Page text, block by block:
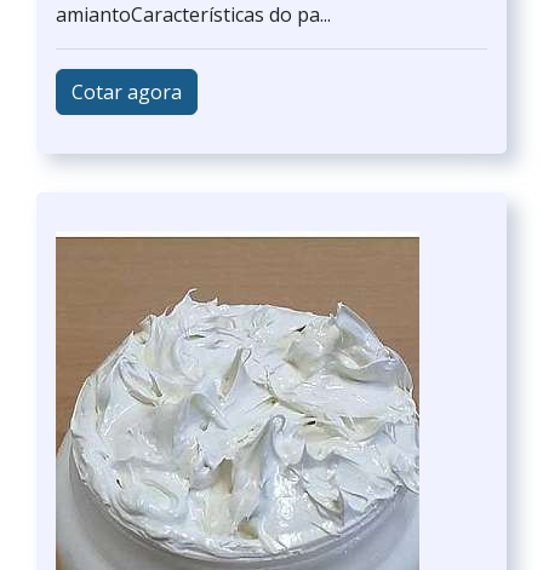
amiantoCaracterísticas do pa...
Cotar agora